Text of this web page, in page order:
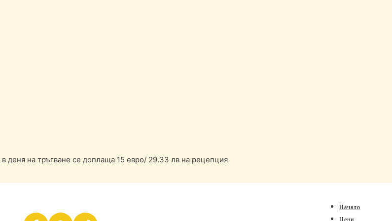
деня на тръгване се доплаща 15 евро/ 29.33 лв на рецепция
Начало
Цени